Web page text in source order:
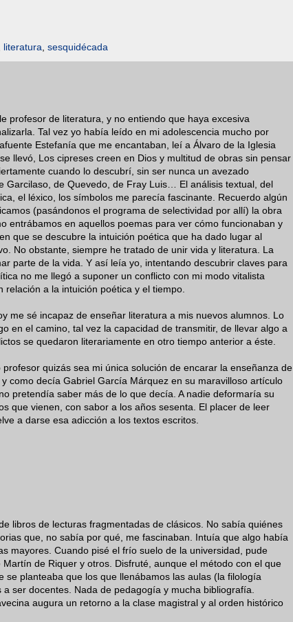
literatura sesquidécada
profesor de literatura, y no entiendo que haya excesiva
Tal vez yo había leído en mi adolescencia mucho por
Estefanía que me encantaban, leí a Álvaro de la Iglesia
llevó, Los cipreses creen en Dios y multitud de obras sin pensar
cuando lo descubrí, sin ser nunca un avezado
Garcilaso, de Quevedo, de Fray Luis… El análisis textual, del
el léxico, los símbolos me parecía fascinante. Recuerdo algún
(pasándonos el programa de selectividad por allí) la obra
entrábamos en aquellos poemas para ver cómo funcionaban y
que se descubre la intuición poética que ha dado lugar al
No obstante, siempre he tratado de unir vida y literatura. La
parte de la vida. Y así leía yo, intentando descubrir claves para
no me llegó a suponer un conflicto con mi modo vitalista
a la intuición poética y el tiempo.
me sé incapaz de enseñar literatura a mis nuevos alumnos. Lo
en el camino, tal vez la capacidad de transmitir, de llevar algo a
se quedaron literariamente en otro tiempo anterior a éste.
quizás sea mi única solución de encarar la enseñanza de
como decía Gabriel García Márquez en su maravilloso artículo
pretendía saber más de lo que decía. A nadie deformaría su
que vienen, con sabor a los años sesenta. El placer de leer
a darse esa adicción a los textos escritos.
libros de lecturas fragmentadas de clásicos. No sabía quiénes
que, no sabía por qué, me fascinaban. Intuía que algo había
mayores. Cuando pisé el frío suelo de la universidad, pude
de Riquer y otros. Disfruté, aunque el método con el que
planteaba que los que llenábamos las aulas (la filología
ser docentes. Nada de pedagogía y mucha bibliografía.
augura un retorno a la clase magistral y al orden histórico